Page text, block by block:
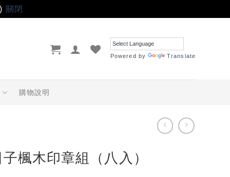
關閉
Powered by Translate
購物說明
楓木印章組（八入）